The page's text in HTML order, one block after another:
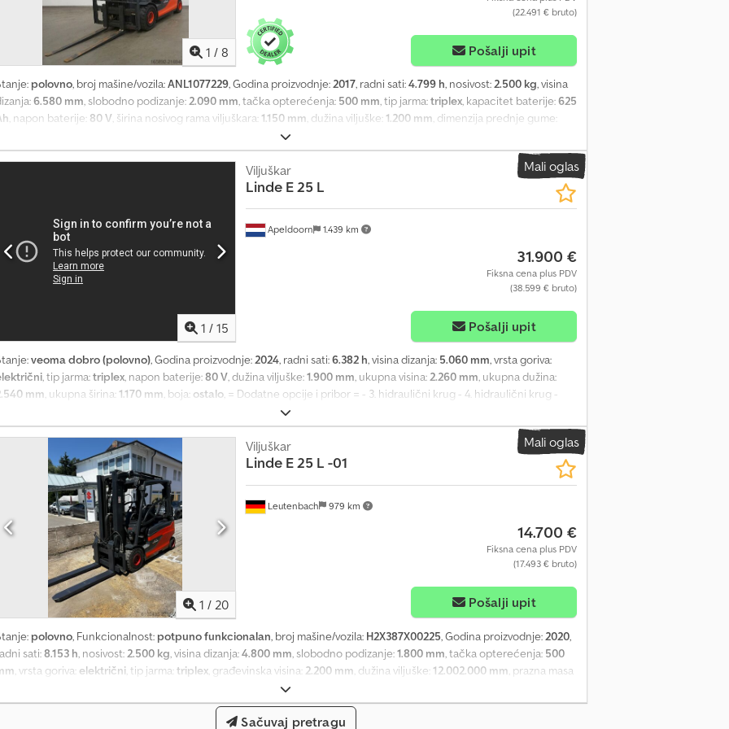
1 / 8
(22.491 € bruto)
Pošalji upit
polovno, broj mašine/vozila:ANL1077229, Godina proizvodnje:2017, radni sati:4.799 h, nosivost:2.500 kg, visina
6.580 mm, slobodno podizanje:2.090 mm, tačka opterećenja: 500 mm, tip jarma:triplex, kapacitet baterije:625
, napon baterije: 80 V, širina nosivog rama viljuškara:1.150 mm, dužina viljuške:1.200 mm, dimenzija prednje gume:
, prazna masa vozila:
, ukupna širina:1.150 mm, gorivo:električna energija, - Aquamatic na bateriji - Vozilni priključak MRC 160A - Vrata
baterije pod uglom 90° za zamenu baterije - Pretvarač napona - Vozilo: Jednostavna dodatna hidraulika Codpfsy Abw
Aox Ab Rsrf - Jarbol: Jednostavna dodatna hidraulika - Bočni pomerač, integrisan - Zaštitna rešetka za teret: 1100 mm
Ograničenje brzine: 20 km/h - Panoramsko ogledalo - Kontrola pristupa: prekidač sa ključem - Vozačko sedište
Comfort (veštačka koža) - Dupli pedali - Centralna i ukrštena ručica za upravljanje - Brisač/perilica za krovno staklo -
Aktivna ventilacija prilikom punjenja - Zatamnjeno krovno staklo - LSP 0.5
Mali oglas
1 / 15
Apeldoorn 1.439 km
Viljuškar
Linde E 25 L
31.900 €
Fiksna cena plus PDV
(38.599 € bruto)
Pošalji upit
veoma dobro (polovno), Godina proizvodnje:2024, radni sati:6.382 h, visina dizanja: 5.060 mm, vrsta goriva:
, tip jarma:triplex, napon baterije:80 V, dužina viljuške:1.900 mm, ukupna visina:2.260 mm, ukupna dužina:
mm, ukupna širina:1.170 mm, boja: ostalo, = Dodatne opcije i pribor = - 3. hidraulični krug - 4. hidraulični krug -
Radna svetla - Gume koje ne ostavljaju tragove - Bočno pomeranje - Signalna svetla = Napomene = Cedpszm Eymsfx
Rorf Opšte Zemlja proizvodnje: Nemačka Durwen-klešta za viljuškare sa nezavisnim bočnim pomeranjem, gume koje
ne ostavljaju tragove, radna svetla, ulična rasveta, baterija 80 V / 625 Ah = Dodatne informacije = Sopstvena težina: 4.681
kg Tip baterije: PzS Nosivost: 2.500 kg CE oznaka: da Tehničko stanje: veoma dobro Vizuelno stanje: veoma dobro
Mali oglas
1 / 20
Leutenbach 979 km
Viljuškar
Linde E 25 L -01
14.700 €
Fiksna cena plus PDV
(17.493 € bruto)
Pošalji upit
polovno, Funkcionalnost: potpuno funkcionalan, broj mašine/vozila: H2X387X00225, Godina proizvodnje: 2020,
sati:8.153 h , nosivost: 2.500 kg , visina dizanja:4.800 mm , slobodno podizanje:1.800 mm , tačka opterećenja: 500
, vrsta goriva: električni , tip jarma:triplex , građevinska visina: 2.200 mm , dužina viljuške:12.002.000 mm , prazna masa
bočni pomak, osvetljenje, produžetak za vilice, uvlačna viljuška
ima pomične viljuške (šubgabel) !!! Pogon: elektro Nosivost: 2500 KG Godina proizvodnje: 2020 Crsdpfx
Abszfqtpj Rjf Baterija: 2020 Radnih sati: 8153 Broj šasije: H2X387X00225 Težina: 4800 KG Tip jarbola: triplex sa punim
Sačuvaj pretragu